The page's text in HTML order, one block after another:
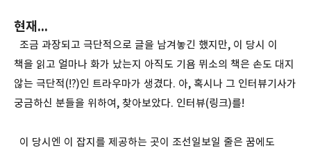
현재...
조금 과장되고 극단적으로 글을 남겨놓긴 했지만, 이 당시 이
책을 읽고 얼마나 화가 났는지 아직도 기욤 뮈소의 책은 손도 대지
않는 극단적(!?)인 트라우마가 생겼다. 아, 혹시나 그 인터뷰기사가
궁금하신 분들을 위하여, 찾아보았다. 인터뷰(링크)를!
이 당시엔 이 잡지를 제공하는 곳이 조선일보일 줄은 꿈에도